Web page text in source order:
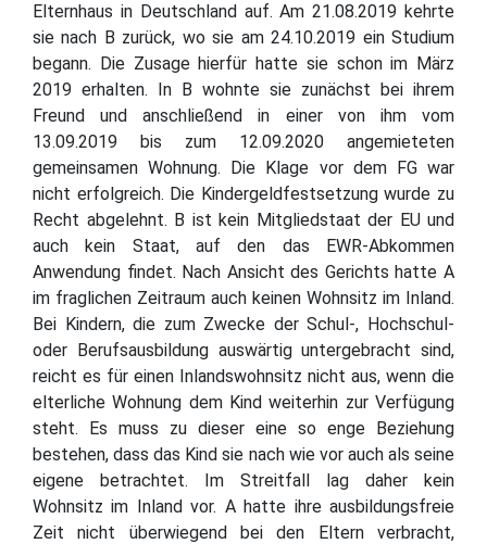
Elternhaus in Deutschland auf. Am 21.08.2019 kehrte
sie nach B zurück, wo sie am 24.10.2019 ein Studium
begann. Die Zusage hierfür hatte sie schon im März
2019 erhalten. In B wohnte sie zunächst bei ihrem
Freund und anschließend in einer von ihm vom
13.09.2019 bis zum 12.09.2020 angemieteten
gemeinsamen Wohnung. Die Klage vor dem FG war
nicht erfolgreich. Die Kindergeldfestsetzung wurde zu
Recht abgelehnt. B ist kein Mitgliedstaat der EU und
auch kein Staat, auf den das EWR-Abkommen
Anwendung findet. Nach Ansicht des Gerichts hatte A
im fraglichen Zeitraum auch keinen Wohnsitz im Inland.
Bei Kindern, die zum Zwecke der Schul-, Hochschul-
oder Berufsausbildung auswärtig untergebracht sind,
reicht es für einen Inlandswohnsitz nicht aus, wenn die
elterliche Wohnung dem Kind weiterhin zur Verfügung
steht. Es muss zu dieser eine so enge Beziehung
bestehen, dass das Kind sie nach wie vor auch als seine
eigene betrachtet. Im Streitfall lag daher kein
Wohnsitz im Inland vor. A hatte ihre ausbildungsfreie
Zeit nicht überwiegend bei den Eltern verbracht,